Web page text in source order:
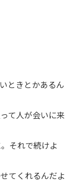
ときとかあるん
て人が会いに来
それで続けよ
てくれるんだよ